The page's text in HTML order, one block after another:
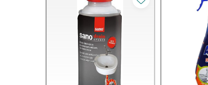
Dezinfectare: Otetul are proprietati
Curata geamurile si oglinzile fara sa lase
Pentru curatarea faiantei, mai ales a celei
Dezodorizant: Extrem de bun pentru a